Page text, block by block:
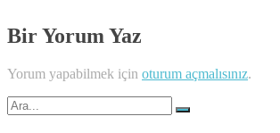
Bir Yorum Yaz
Yorum yapabilmek için oturum açmalısınız.
Şunu
ara: